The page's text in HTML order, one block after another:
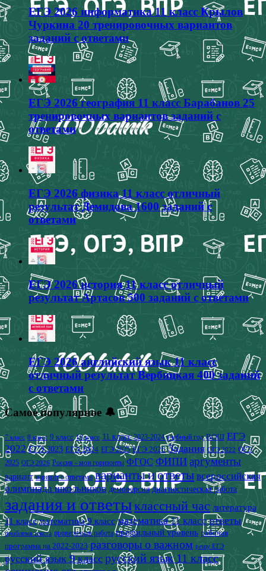
ЕГЭ 2026 информатика 11 класс Крылов
Чуркина 20 тренировочных вариантов
заданий с ответами
ЕГЭ 2026 география 11 класс Барабанов 25
тренировочных вариантов заданий с
ответами
ЕГЭ 2026 физика 11 класс отличный
результат Демидова 1600 заданий с
ответами
ЕГЭ 2026 история 11 класс отличный
результат Артасов 500 заданий с ответами
ЕГЭ 2026 английский язык 11 класс
отличный результат Вербицкая 400 заданий
с ответами
Самое популярное 🔔
7 класс 8 класс 9 класс 10 класс 11 класс 2023-2024 учебный год ВОШ ЕГЭ
2022 ЕГЭ 2023 ЕГЭ 2024 ЕГЭ 2025 ЕГЭ 2026 Задания ОГЭ 2022 ОГЭ
2025 ОГЭ 2026 Россия - мои горизонты ФГОС ФИПИ аргументы
вариант вариант с ответами варианты и ответы всероссийская
олимпиада школьников демоверсия диагностическая работа
задания и ответыклассный час литература
11 класс математика 9 класс математика 11 класс ответы
проблема текста проверочная работа профильный уровень рабочая
программа на 2022-2023 разговоры о важном решу ЕГЭ
русский язык 9 класс русский язык 11 класс